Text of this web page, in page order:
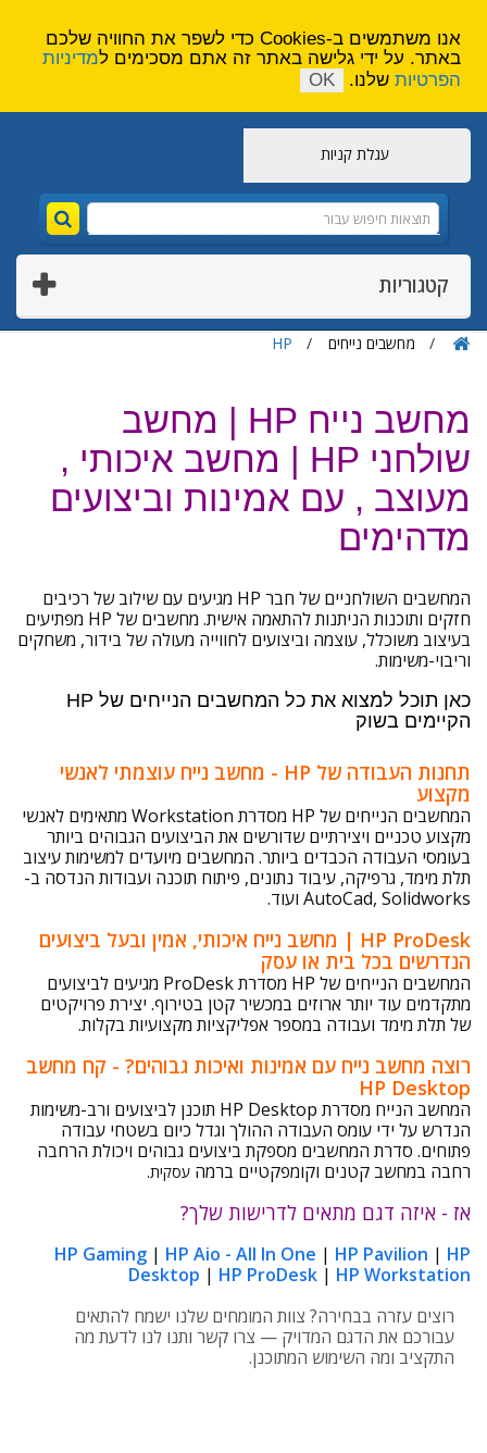
עגלת קניות
קטגוריות
מחשבים נייחים HP
מחשב נייח HP | מחשב
שולחני HP | מחשב איכותי ,
מעוצב , עם אמינות וביצועים
מדהימים
המחשבים השולחניים של חבר HP מגיעים עם שילוב של רכיבים
חזקים ותוכנות הניתנות להתאמה אישית. מחשבים של HP מפתיעים
בעיצוב משוכלל, עוצמה וביצועים לחווייה מעולה של בידור, משחקים
וריבוי-משימות.
כאן תוכל למצוא את כל המחשבים הנייחים של HP
הקיימים בשוק
תחנות העבודה של HP - מחשב נייח עוצמתי לאנשי
מקצוע
המחשבים הנייחים של HP מסדרת Workstation מתאימים לאנשי
מקצוע טכניים ויצירתיים שדורשים את הביצועים הגבוהים ביותר
בעומסי העבודה הכבדים ביותר. המחשבים מיועדים למשימות עיצוב
תלת מימד, גרפיקה, עיבוד נתונים, פיתוח תוכנה ועבודות הנדסה ב-
AutoCad, Solidworks ועוד.
HP ProDesk | מחשב נייח איכותי, אמין ובעל ביצועים
הנדרשים בכל בית או עסק
המחשבים הנייחים של HP מסדרת ProDesk מגיעים לביצועים
מתקדמים עוד יותר ארוזים במכשיר קטן בטירוף. יצירת פרויקטים
של תלת מימד ועבודה במספר אפליקציות מקצועיות בקלות.
רוצה מחשב נייח עם אמינות ואיכות גבוהים? - קח מחשב
HP Desktop
המחשב הנייח מסדרת HP Desktop תוכנן לביצועים ורב-משימות
הנדרש על ידי עומס העבודה ההולך וגדל כיום בשטחי עבודה
פתוחים. סדרת המחשבים מספקת ביצועים גבוהים ויכולת הרחבה
רחבה במחשב קטנים וקומפקטיים ברמה עסקית.
אז - איזה דגם מתאים לדרישות שלך?
HP Gaming | HP Aio - All In One | HP Pavilion | HP
Desktop | HP ProDesk | HP Workstation
רוצים עזרה בבחירה? צוות המומחים שלנו ישמח להתאים
עבורכם את הדגם המדויק — צרו קשר ותנו לנו לדעת מה
התקציב ומה השימוש המתוכנן.
אנו משתמשים ב-Cookies כדי לשפר את החוויה שלכם
באתר. על ידי גלישה באתר זה אתם מסכימים למדיניות
הפרטיות שלנו. OK